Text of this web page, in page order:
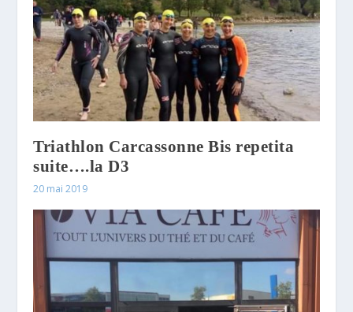
Triathlon Carcassonne Bis repetita
suite….la D3
20 mai 2019